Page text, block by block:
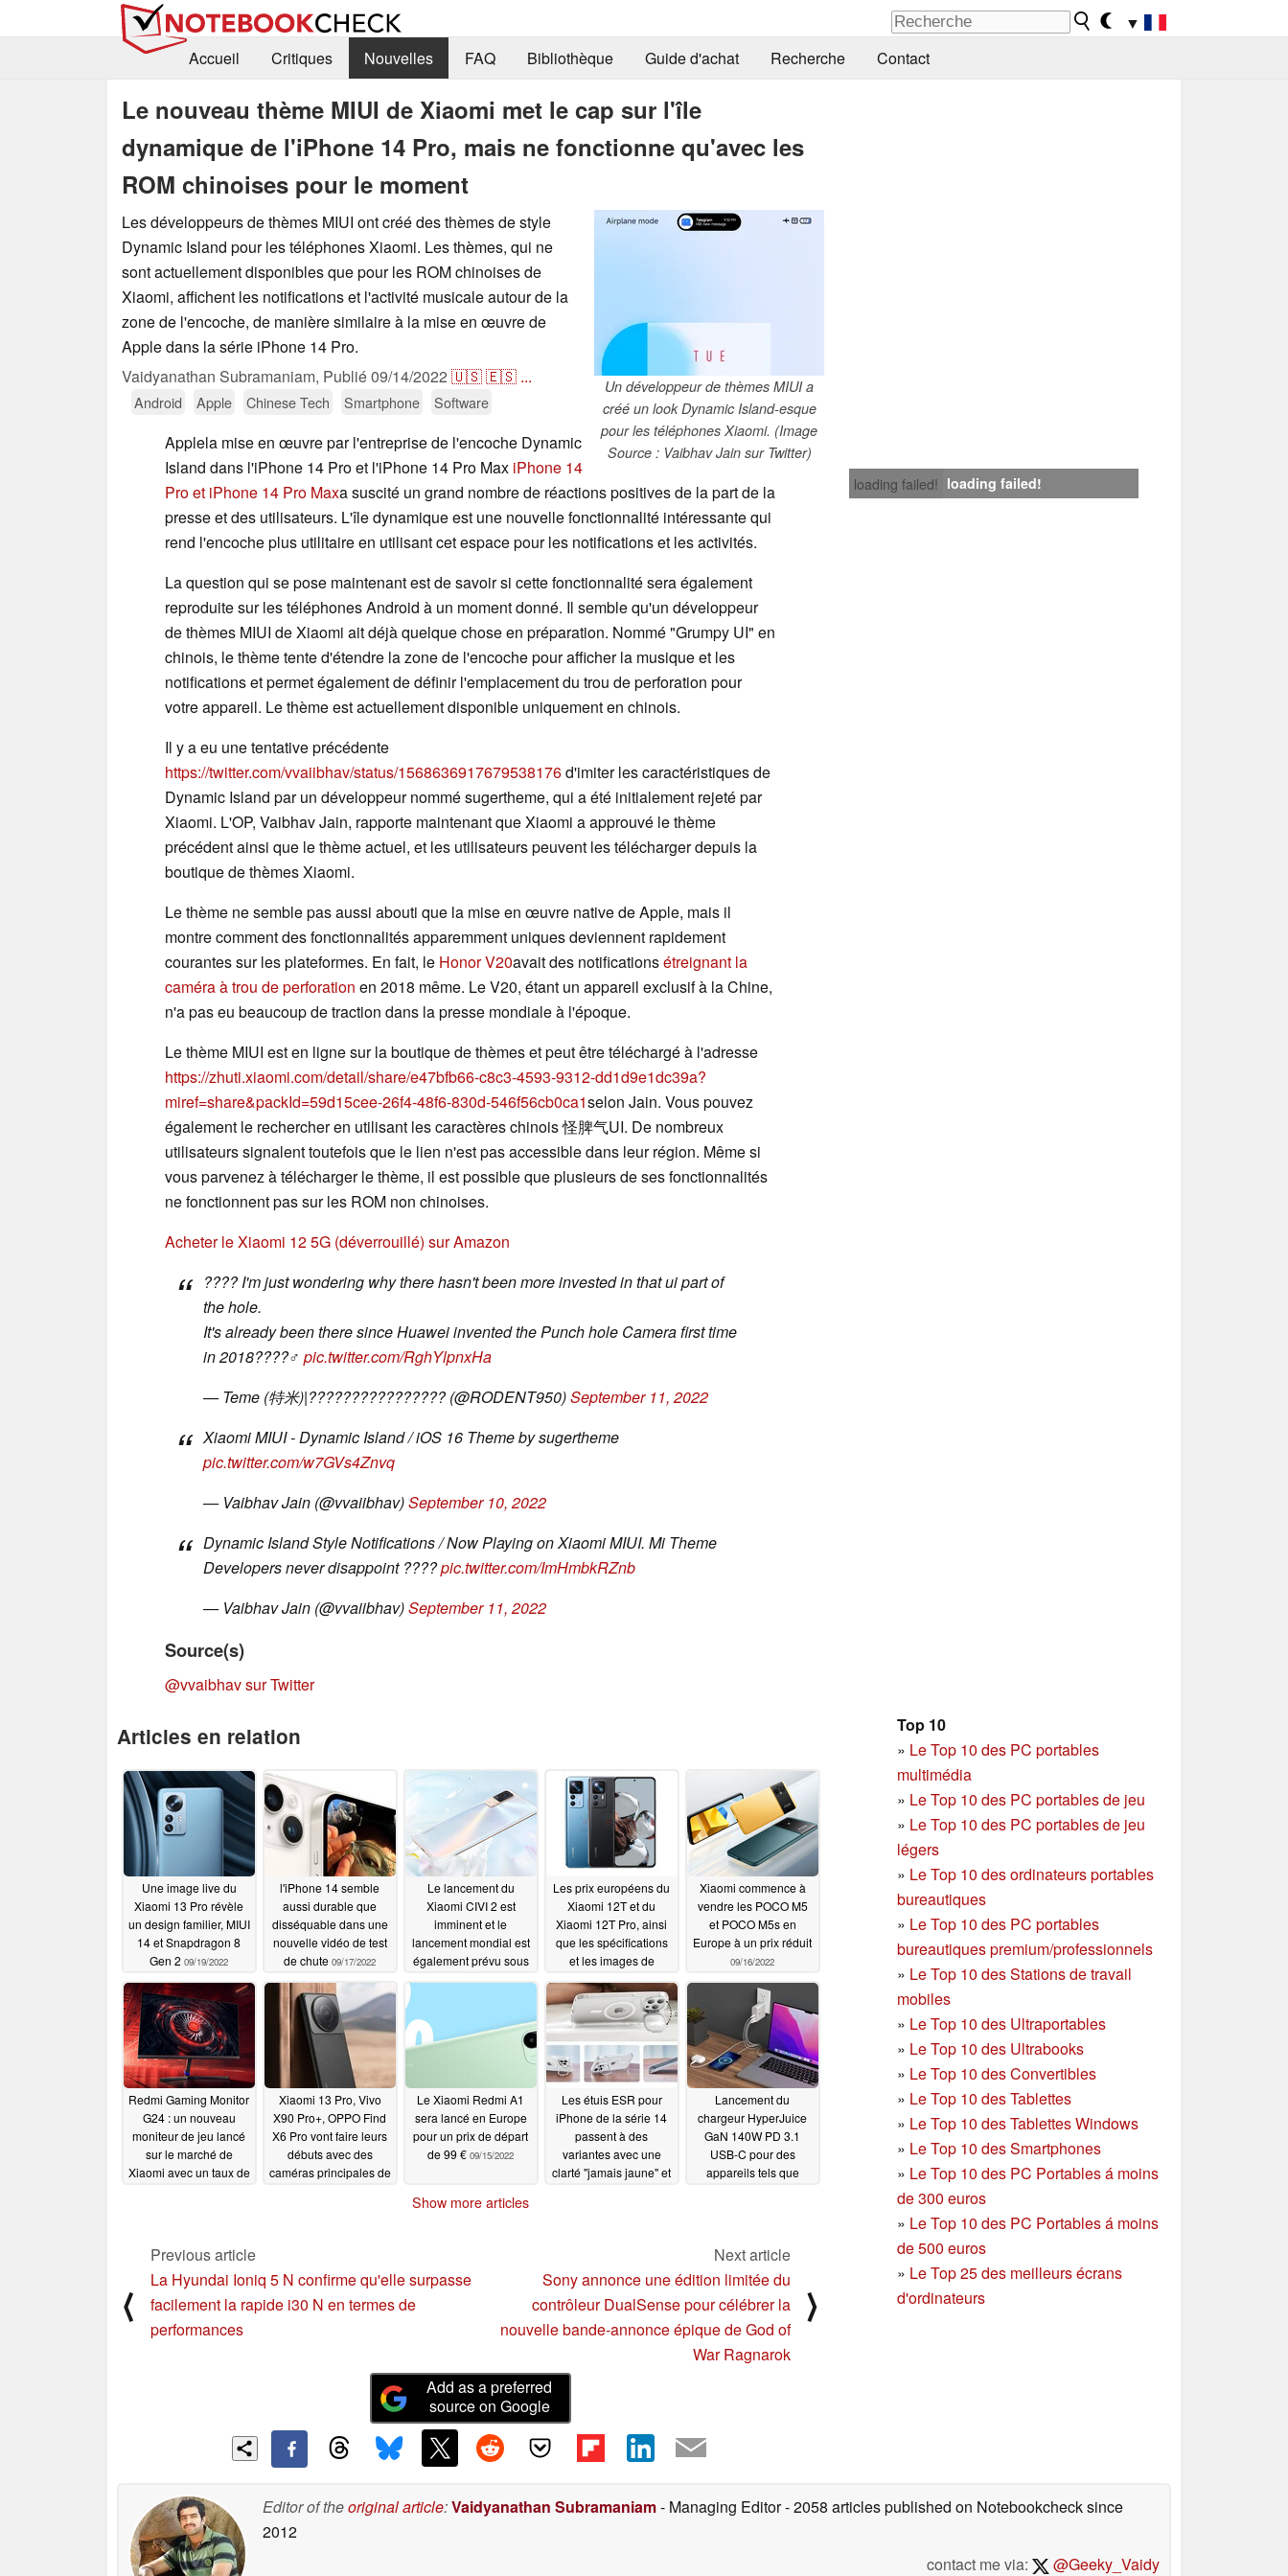
▼
Accueil
Critiques Nouvelles FAQ Bibliothèque Guide d'achat Recherche Contact
Le nouveau thème MIUI de Xiaomi met le cap sur l'île
dynamique de l'iPhone 14 Pro, mais ne fonctionne qu'avec les
ROM chinoises pour le moment
Un développeur de thèmes MIUI a
créé un look Dynamic Island-esque
pour les téléphones Xiaomi. (Image
Source : Vaibhav Jain sur Twitter)
Les développeurs de thèmes MIUI ont créé des thèmes de style
Dynamic Island pour les téléphones Xiaomi. Les thèmes, qui ne
sont actuellement disponibles que pour les ROM chinoises de
Xiaomi, affichent les notifications et l'activité musicale autour de la
zone de l'encoche, de manière similaire à la mise en œuvre de
Apple dans la série iPhone 14 Pro.
Vaidyanathan Subramaniam, Publié09/14/2022 🇺🇸🇪🇸 ...
Android Apple Chinese Tech Smartphone Software
loading failed! loading failed!
Applela mise en œuvre par l'entreprise de l'encoche Dynamic
Island dans l'iPhone 14 Pro et l'iPhone 14 Pro Max iPhone 14
Pro et iPhone 14 Pro Maxa suscité un grand nombre de réactions positives de la part de la
presse et des utilisateurs. L'île dynamique est une nouvelle fonctionnalité intéressante qui
rend l'encoche plus utilitaire en utilisant cet espace pour les notifications et les activités.
La question qui se pose maintenant est de savoir si cette fonctionnalité sera également
reproduite sur les téléphones Android à un moment donné. Il semble qu'un développeur
de thèmes MIUI de Xiaomi ait déjà quelque chose en préparation. Nommé "Grumpy UI" en
chinois, le thème tente d'étendre la zone de l'encoche pour afficher la musique et les
notifications et permet également de définir l'emplacement du trou de perforation pour
votre appareil. Le thème est actuellement disponible uniquement en chinois.
Il y a eu une tentative précédente
https://twitter.com/vvaiibhav/status/1568636917679538176d'imiter les caractéristiques de
Dynamic Island par un développeur nommé sugertheme, qui a été initialement rejeté par
Xiaomi. L'OP, Vaibhav Jain, rapporte maintenant que Xiaomi a approuvé le thème
précédent ainsi que le thème actuel, et les utilisateurs peuvent les télécharger depuis la
boutique de thèmes Xiaomi.
Le thème ne semble pas aussi abouti que la mise en œuvre native de Apple, mais il
montre comment des fonctionnalités apparemment uniques deviennent rapidement
courantes sur les plateformes. En fait, le Honor V20avait des notificationsétreignant la
caméra à trou de perforation en 2018 même. Le V20, étant un appareil exclusif à la Chine,
n'a pas eu beaucoup de traction dans la presse mondiale à l'époque.
Le thème MIUI est en ligne sur la boutique de thèmes et peut être téléchargé à l'adresse
https://zhuti.xiaomi.com/detail/share/e47bfb66-c8c3-4593-9312-dd1d9e1dc39a?
miref=share&packId=59d15cee-26f4-48f6-830d-546f56cb0ca1selon Jain. Vous pouvez
également le rechercher en utilisant les caractères chinois 怪脾气UI. De nombreux
utilisateurs signalent toutefois que le lien n'est pas accessible dans leur région. Même si
vous parvenez à télécharger le thème, il est possible que plusieurs de ses fonctionnalités
ne fonctionnent pas sur les ROM non chinoises.
Acheter le Xiaomi 12 5G (déverrouillé) sur Amazon
???? I'm just wondering why there hasn't been more invested in that ui part of
the hole.
It's already been there since Huawei invented the Punch hole Camera first time
in 2018????‍♂️ pic.twitter.com/RghYlpnxHa
— Teme (特米)|???????????????? (@RODENT950)September 11, 2022
Xiaomi MIUI - Dynamic Island / iOS 16 Theme by sugertheme
pic.twitter.com/w7GVs4Znvq
— Vaibhav Jain (@vvaiibhav)September 10, 2022
Dynamic Island Style Notifications / Now Playing on Xiaomi MIUI. Mi Theme
Developers never disappoint ????pic.twitter.com/ImHmbkRZnb
— Vaibhav Jain (@vvaiibhav)September 11, 2022
Source(s)
@vvaibhav sur Twitter
Top 10
» Le Top 10 des PC portables
multimédia
» Le Top 10 des PC portables de jeu
» Le Top 10 des PC portables de jeu
légers
» Le Top 10 des ordinateurs portables
bureautiques
» Le Top 10 des PC portables
bureautiques premium/professionnels
» Le Top 10 des Stations de travail
mobiles
» Le Top 10 des Ultraportables
» Le Top 10 des Ultrabooks
» Le Top 10 des Convertibles
» Le Top 10 des Tablettes
» Le Top 10 des Tablettes Windows
» Le Top 10 des Smartphones
» Le Top 10 des PC Portables á moins
de 300 euros
» Le Top 10 des PC Portables á moins
de 500 euros
» Le Top 25 des meilleurs écrans
d'ordinateurs
Articles en relation
Une image live du
Xiaomi 13 Pro révèle
un design familier, MIUI
14 et Snapdragon 8
Gen 2 09/19/2022
l'iPhone 14 semble
aussi durable que
disséquable dans une
nouvelle vidéo de test
de chute 09/17/2022
Le lancement du
Xiaomi CIVI 2 est
imminent et le
lancement mondial est
également prévu sous
Les prix européens du
Xiaomi 12T et du
Xiaomi 12T Pro, ainsi
que les spécifications
et les images de
divulgués 09/17/2022
Xiaomi commence à
vendre les POCO M5
et POCO M5s en
Europe à un prix réduit
09/16/2022
Redmi Gaming Monitor
G24 : un nouveau
moniteur de jeu lancé
sur le marché de
Xiaomi avec un taux de
Xiaomi 13 Pro, Vivo
X90 Pro+, OPPO Find
X6 Pro vont faire leurs
débuts avec des
caméras principales de
Le Xiaomi Redmi A1
sera lancé en Europe
pour un prix de départ
de 99 € 09/15/2022
Les étuis ESR pour
iPhone de la série 14
passent à des
variantes avec une
clarté "jamais jaune" et
Lancement du
chargeur HyperJuice
GaN 140W PD 3.1
USB-C pour des
appareils tels que
Show more articles
⟨
Previous article
La Hyundai Ioniq 5 N confirme qu'elle surpasse
facilement la rapide i30 N en termes de
performances
Next article
Sony annonce une édition limitée du
contrôleur DualSense pour célébrer la
nouvelle bande-annonce épique de God of
War Ragnarok
⟩
Add as a preferred
source on Google
Editor of theoriginal article:Vaidyanathan Subramaniam- Managing Editor- 2058 articles published on Notebookchecksince
2012
contact me via:
@Geeky_Vaidy